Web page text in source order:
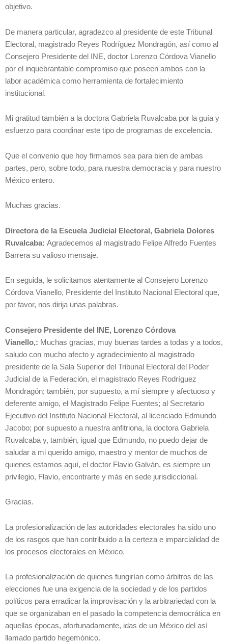
objetivo.
De manera particular, agradezco al presidente de este Tribunal
Electoral, magistrado Reyes Rodríguez Mondragón, así como al
Consejero Presidente del INE, doctor Lorenzo Córdova Vianello
por el inquebrantable compromiso que poseen ambos con la
labor académica como herramienta de fortalecimiento
institucional.
Mi gratitud también a la doctora Gabriela Ruvalcaba por la guía y
esfuerzo para coordinar este tipo de programas de excelencia.
Que el convenio que hoy firmamos sea para bien de ambas
partes, pero, sobre todo, para nuestra democracia y para nuestro
México entero.
Muchas gracias.
Directora de la Escuela Judicial Electoral, Gabriela Dolores
Ruvalcaba: Agradecemos al magistrado Felipe Alfredo Fuentes
Barrera su valioso mensaje.
En seguida, le solicitamos atentamente al Consejero Lorenzo
Córdova Vianello, Presidente del Instituto Nacional Electoral que,
por favor, nos dirija unas palabras.
Consejero Presidente del INE, Lorenzo Córdova
Vianello,: Muchas gracias, muy buenas tardes a todas y a todos,
saludo con mucho afecto y agradecimiento al magistrado
presidente de la Sala Superior del Tribunal Electoral del Poder
Judicial de la Federación, el magistrado Reyes Rodríguez
Mondragón; también, por supuesto, a mí siempre y afectuoso y
deferente amigo, el Magistrado Felipe Fuentes; al Secretario
Ejecutivo del Instituto Nacional Electoral, al licenciado Edmundo
Jacobo; por supuesto a nuestra anfitriona, la doctora Gabriela
Ruvalcaba y, también, igual que Edmundo, no puedo dejar de
saludar a mi querido amigo, maestro y mentor de muchos de
quienes estamos aquí, el doctor Flavio Galván, es siempre un
privilegio, Flavio, encontrarte y más en sede jurisdiccional.
Gracias.
La profesionalización de las autoridades electorales ha sido uno
de los rasgos que han contribuido a la certeza e imparcialidad de
los procesos electorales en México.
La profesionalización de quienes fungirían como árbitros de las
elecciones fue una exigencia de la sociedad y de los partidos
políticos para erradicar la improvisación y la arbitrariedad con la
que se organizaban en el pasado la competencia democrática en
aquellas épocas, afortunadamente, idas de un México del así
llamado partido hegemónico.